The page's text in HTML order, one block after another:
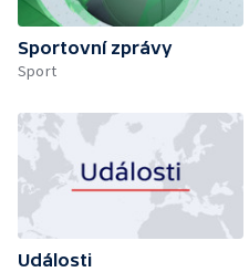
Sportovní zprávy
Sport
Události